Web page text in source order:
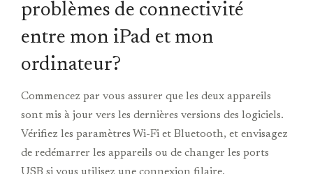
problèmes de connectivité
entre mon iPad et mon
ordinateur?
Commencez par vous assurer que les deux appareils
sont mis à jour vers les dernières versions des logiciels.
Vérifiez les paramètres Wi-Fi et Bluetooth, et envisagez
de redémarrer les appareils ou de changer les ports